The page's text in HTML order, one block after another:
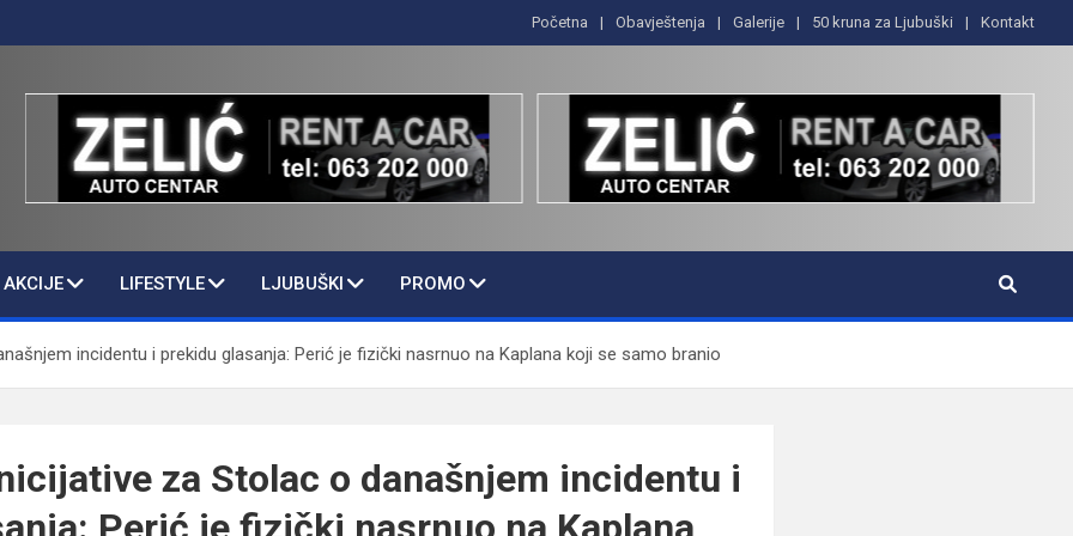
Početna Obavještenja Galerije 50 kruna za Ljubuški Kontakt
LIFESTYLE LJUBUŠKI PROMO
incidentu i prekidu glasanja: Perić je fizički nasrnuo na Kaplana koji se samo branio
za Stolac o današnjem incidentu i